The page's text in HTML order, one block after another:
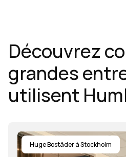
Découvrez
grandes
utilisent
Huge Bostäder à Stockholm